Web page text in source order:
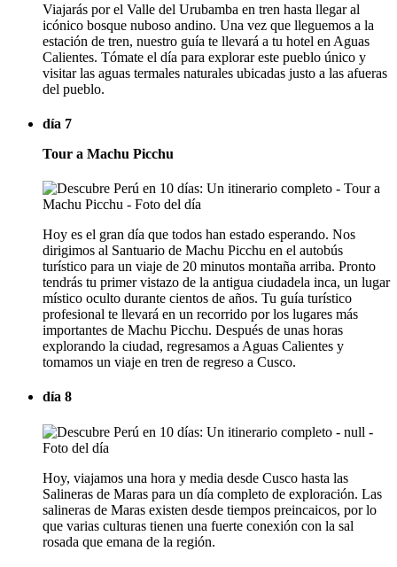
Viajarás por el Valle del Urubamba en tren hasta llegar al
icónico bosque nuboso andino. Una vez que lleguemos a la
estación de tren, nuestro guía te llevará a tu hotel en Aguas
Calientes. Tómate el día para explorar este pueblo único y
visitar las aguas termales naturales ubicadas justo a las afueras
del pueblo.
día 7
Tour a Machu Picchu
Hoy es el gran día que todos han estado esperando. Nos
dirigimos al Santuario de Machu Picchu en el autobús
turístico para un viaje de 20 minutos montaña arriba. Pronto
tendrás tu primer vistazo de la antigua ciudadela inca, un lugar
místico oculto durante cientos de años. Tu guía turístico
profesional te llevará en un recorrido por los lugares más
importantes de Machu Picchu. Después de unas horas
explorando la ciudad, regresamos a Aguas Calientes y
tomamos un viaje en tren de regreso a Cusco.
día 8
Hoy, viajamos una hora y media desde Cusco hasta las
Salineras de Maras para un día completo de exploración. Las
salineras de Maras existen desde tiempos preincaicos, por lo
que varias culturas tienen una fuerte conexión con la sal
rosada que emana de la región.